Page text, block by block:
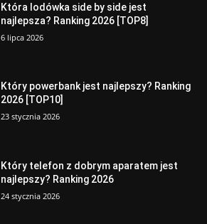
Która lodówka side by side jest
najlepsza? Ranking 2026 [TOP8]
6 lipca 2026
Który powerbank jest najlepszy? Ranking
2026 [TOP10]
23 stycznia 2026
Który telefon z dobrym aparatem jest
najlepszy? Ranking 2026
24 stycznia 2026